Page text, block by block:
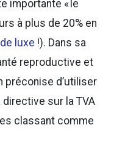
importante « le
à plus de 20% en
luxe !). Dans sa
reproductive et
préconise d’utiliser
sur la TVA
classant comme